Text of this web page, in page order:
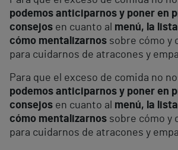
podemos anticiparnos y poner en
consejos en cuanto al menú, la
cómo mentalizarnos sobre cómo y
para cuidarnos de atracones y
Para que el exceso de comida no
podemos anticiparnos y poner en
consejos en cuanto al menú, la
cómo mentalizarnos sobre cómo y
para cuidarnos de atracones y